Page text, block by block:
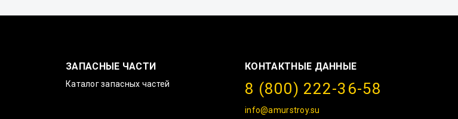
ЗАПАСНЫЕ ЧАСТИ
Каталог запасных частей
КОНТАКТНЫЕ ДАННЫЕ
8 (800) 222-36-58
info@amurstroy.su